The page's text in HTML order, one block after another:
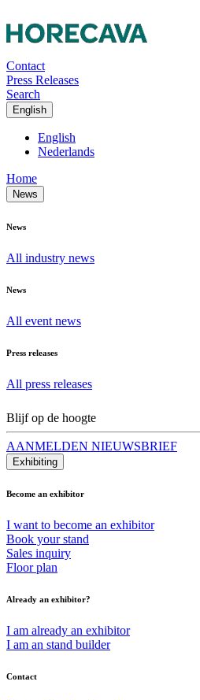
Contact
Press Releases
Search
English
English
Nederlands
Home
News
News
All industry news
News
All event news
Press releases
All press releases
Blijf op de hoogte
AANMELDEN NIEUWSBRIEF
Exhibiting
Become an exhibitor
I want to become an exhibitor
Book your stand
Sales inquiry
Floor plan
Already an exhibitor?
I am already an exhibitor
I am an stand builder
Contact